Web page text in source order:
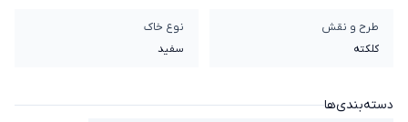
طرح و نقش
کلکته
نوع خاک
سفيد
دسته‌بندی‌ها